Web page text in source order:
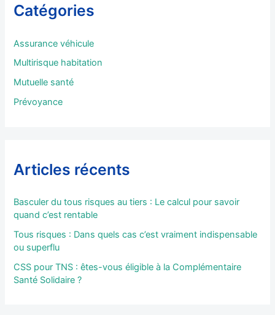
c
r
Catégories
Assurance véhicule
Multirisque habitation
Mutuelle santé
Prévoyance
Articles récents
Basculer du tous risques au tiers : Le calcul pour savoir
quand c’est rentable
Tous risques : Dans quels cas c’est vraiment indispensable
ou superflu
CSS pour TNS : êtes-vous éligible à la Complémentaire
Santé Solidaire ?